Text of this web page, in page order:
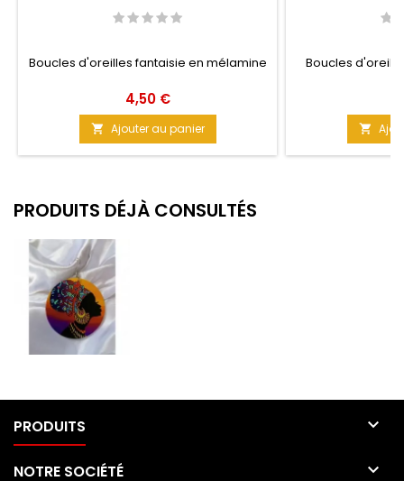
Boucles d'oreilles fantaisie en mélamine
Prix
4,50 €
 Ajouter au panier
Boucles

PRODUITS DÉJÀ CONSULTÉS
PRODUITS 
NOTRE SOCIÉTÉ 